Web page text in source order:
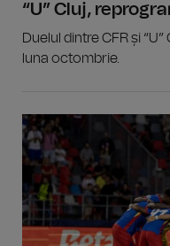
“U” Cluj,
Duelul dintre CFR și
luna octombrie.